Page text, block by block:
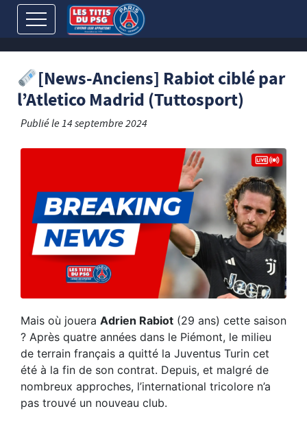
[News-Anciens] Rabiot ciblé par
l’Atletico Madrid (Tuttosport)
Publié le14 septembre 2024
Mais où jouera Adrien Rabiot (29 ans) cette saison
? Après quatre années dans le Piémont, le milieu
de terrain français a quitté la Juventus Turin cet
été à la fin de son contrat. Depuis, et malgré de
nombreux approches, l’international tricolore n’a
pas trouvé un nouveau club.